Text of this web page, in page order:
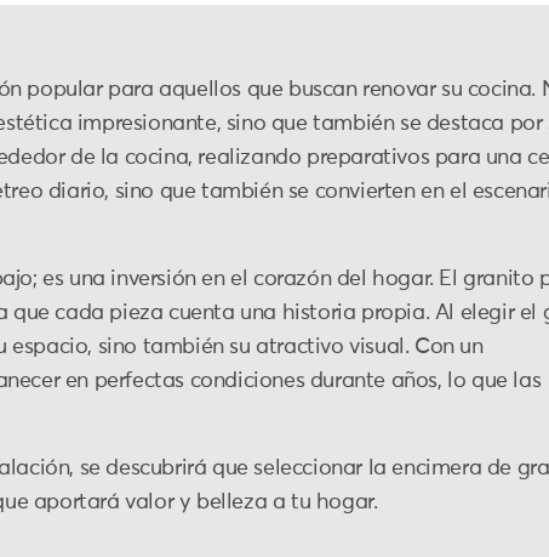
popular para aquellos que buscan renovar su cocina.
impresionante, sino que también se destaca por
de la cocina, realizando preparativos para una
diario, sino que también se convierten en el
es una inversión en el corazón del hogar. El granito
que cada pieza cuenta una historia propia. Al elegir el
sino también su atractivo visual. Con un
en perfectas condiciones durante años, lo que las
se descubrirá que seleccionar la encimera de
aportará valor y belleza a tu hogar.